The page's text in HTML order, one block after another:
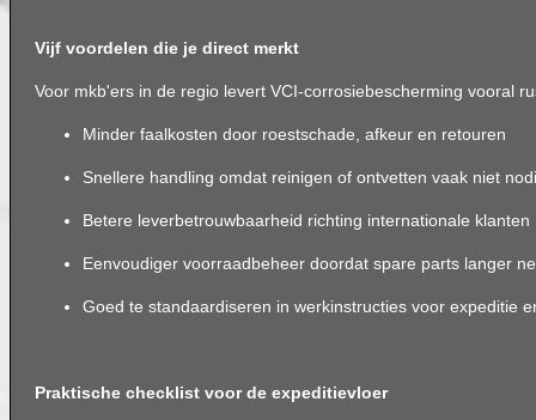
Vijf voordelen die je direct merkt
Voor mkb'ers in de regio levert VCI-corrosiebescherming vooral
Minder faalkosten door roestschade, afkeur en retouren
Snellere handling omdat reinigen of ontvetten vaak niet
Betere leverbetrouwbaarheid richting internationale klanten
Eenvoudiger voorraadbeheer doordat spare parts langer
Goed te standaardiseren in werkinstructies voor expeditie
Praktische checklist voor de expeditievloer